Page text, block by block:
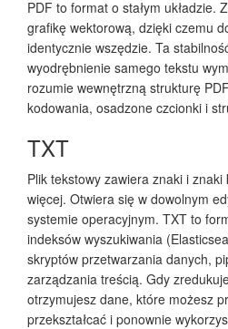
PDF to format o stałym układzie.
grafikę wektorową, dzięki czemu
identycznie wszędzie. Ta
wyodrębnienie samego tekstu
rozumie wewnętrzną strukturę
kodowania, osadzone czcionki i
TXT
Plik tekstowy zawiera znaki i
więcej. Otwiera się w dowolnym
systemie operacyjnym. TXT to
indeksów wyszukiwania
skryptów przetwarzania danych,
zarządzania treścią. Gdy
otrzymujesz dane, które możesz
przekształcać i ponownie